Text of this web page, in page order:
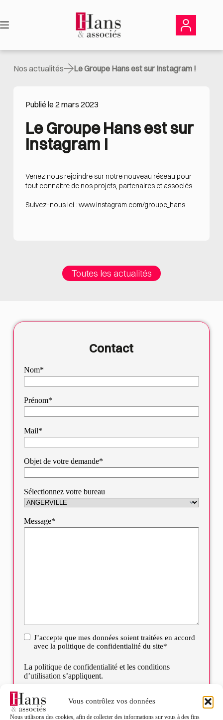
Vous contrôlez vos données
Nous utilisons des cookies, afin de collecter des informations sur vous à des fins
contenu
Nos actualités Le Groupe Hans est sur Instagram !
Publié le 2 mars 2023
Le Groupe Hans est sur
Instagram !
Venez nous rejoindre sur notre nouveau réseau pour
tout connaitre de nos projets, partenaires et associés.
Suivez-nous ici : www.instagram.com/groupe_hans
Toutes les actualités
Contact
Nom*
Prénom*
Mail*
Objet de votre demande*
Sélectionnez votre bureau
Message*
RGPDJ’accepte que mes données soient traitées en accord
avec la politique de confidentialité du site*
La politique de confidentialitéet les conditions
d’utilisation s’appliquent.